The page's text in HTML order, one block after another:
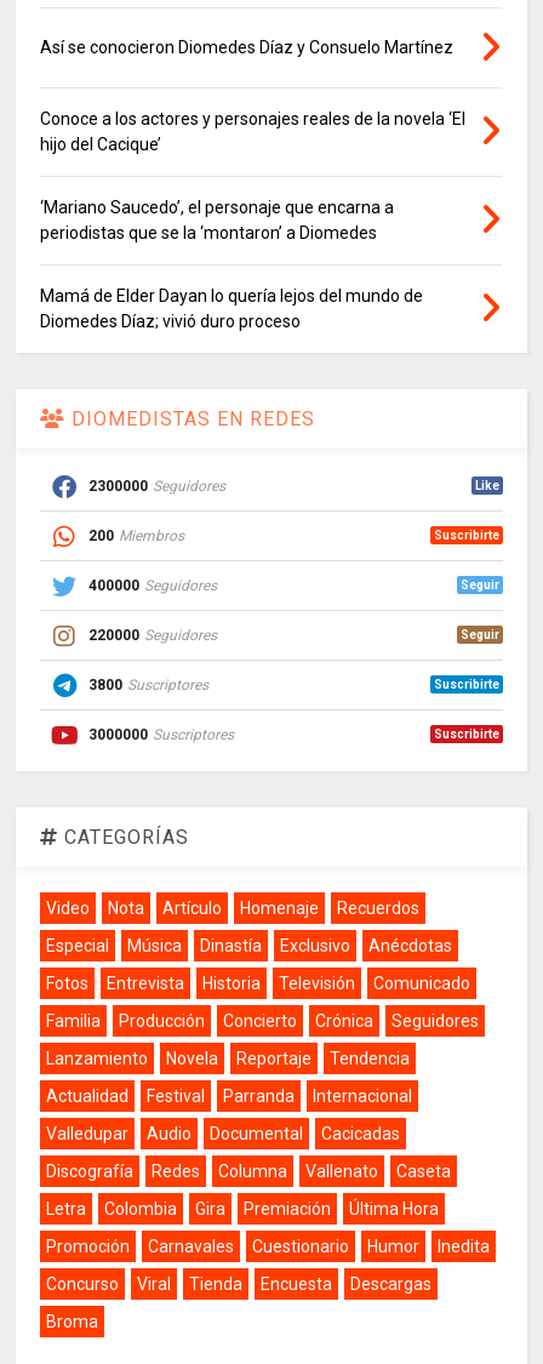
Así se conocieron Diomedes Díaz y Consuelo Martínez
Conoce a los actores y personajes reales de la novela ‘El
hijo del Cacique’
‘Mariano Saucedo’, el personaje que encarna a
periodistas que se la ‘montaron’ a Diomedes
Mamá de Elder Dayan lo quería lejos del mundo de
Diomedes Díaz; vivió duro proceso
DIOMEDISTAS EN REDES
2300000 Seguidores Like
200 Miembros Suscribirte
400000 Seguidores Seguir
220000 Seguidores Seguir
3800 Suscriptores Suscribirte
3000000 Suscriptores Suscribirte
CATEGORÍAS
Video Nota Artículo Homenaje
Recuerdos
Especial
Música Dinastía Exclusivo
Anécdotas
Fotos
Entrevista Historia Televisión
Comunicado
Familia
Producción Concierto Crónica
Seguidores
Lanzamiento
Novela Reportaje
Tendencia
Actualidad
Festival Parranda
Internacional
Valledupar
Audio Documental
Cacicadas
Discografía
Redes Columna Vallenato
Caseta
Letra
Colombia Gira Premiación
Última Hora
Promoción
Carnavales Cuestionario Humor
Inedita
Concurso
Viral Tienda Encuesta
Descargas
Broma